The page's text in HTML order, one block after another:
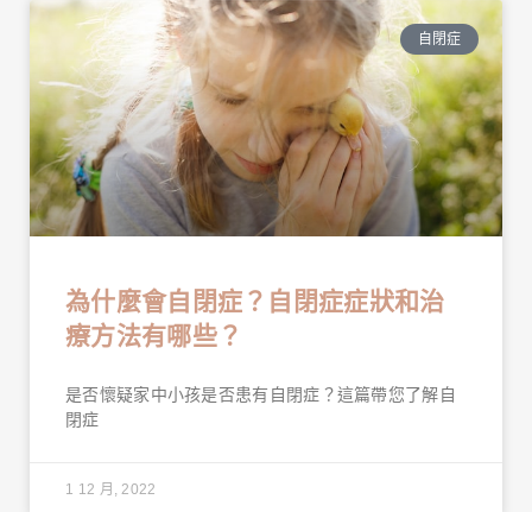
自閉症
為什麼會自閉症？自閉症症狀和治
療方法有哪些？
是否懷疑家中小孩是否患有自閉症？這篇帶您了解自
閉症
1 12 月, 2022